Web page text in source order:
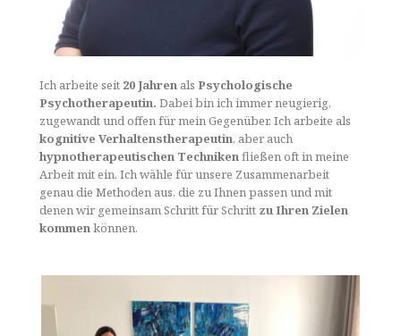
Ich arbeite seit 20 Jahren als Psychologische
Psychotherapeutin. Dabei bin ich immer neugierig,
zugewandt und offen für mein Gegenüber. Ich arbeite als
kognitive Verhaltenstherapeutin, aber auch
hypnotherapeutischen Technikenfließen oft in meine
Arbeit mit ein. Ich wähle für unsere Zusammenarbeit
genau die Methoden aus, die zu Ihnen passen und mit
denen wir gemeinsam Schritt für Schritt zu Ihren Zielen
kommenkönnen.